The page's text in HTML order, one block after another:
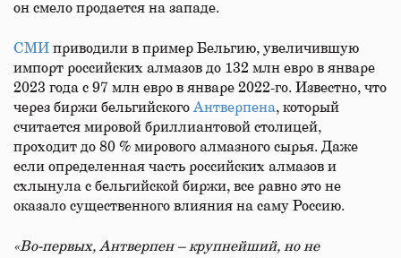
он смело продается на западе.
СМИ приводили в пример Бельгию, увеличившую
импорт российских алмазов до 132 млн евро в январе
2023 года с 97 млн евро в январе 2022-го. Известно, что
через биржи бельгийского Антверпена, который
считается мировой бриллиантовой столицей,
проходит до 80 % мирового алмазного сырья. Даже
если определенная часть российских алмазов и
схлынула с бельгийской биржи, все равно это не
оказало существенного влияния на саму Россию.
«Во-первых, Антверпен – крупнейший, но не